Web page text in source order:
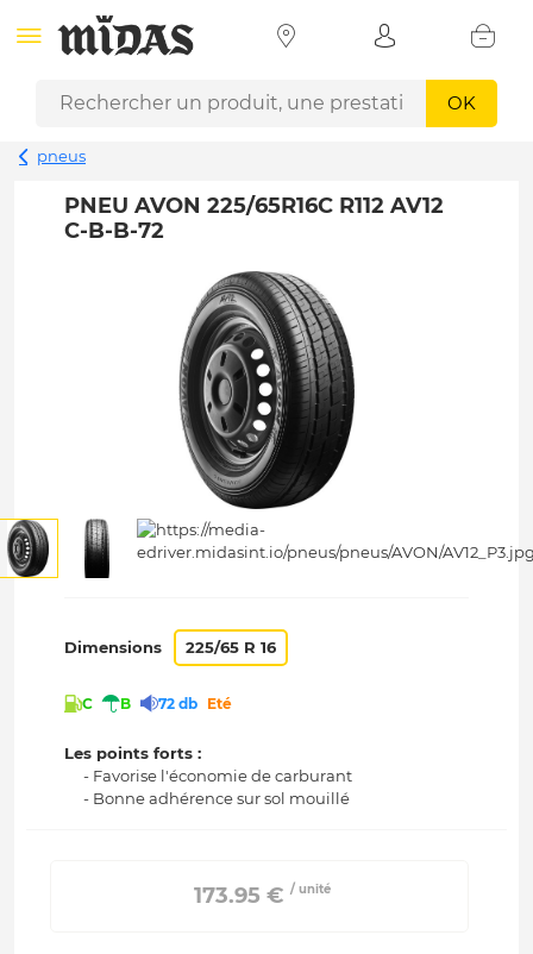
OK
pneus
PNEU AVON 225/65R16C R112 AV12
C-B-B-72
Dimensions 225/65 R 16
C B 72 db Eté
Les points forts :
- Favorise l'économie de carburant
- Bonne adhérence sur sol mouillé
173.95 € / unité